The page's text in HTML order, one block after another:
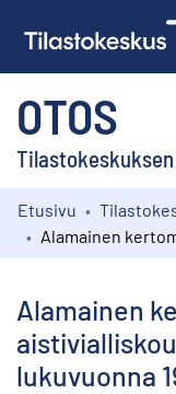
OTOS
Kokoelmat
Etusivu
Alamainen
lukuvuonna